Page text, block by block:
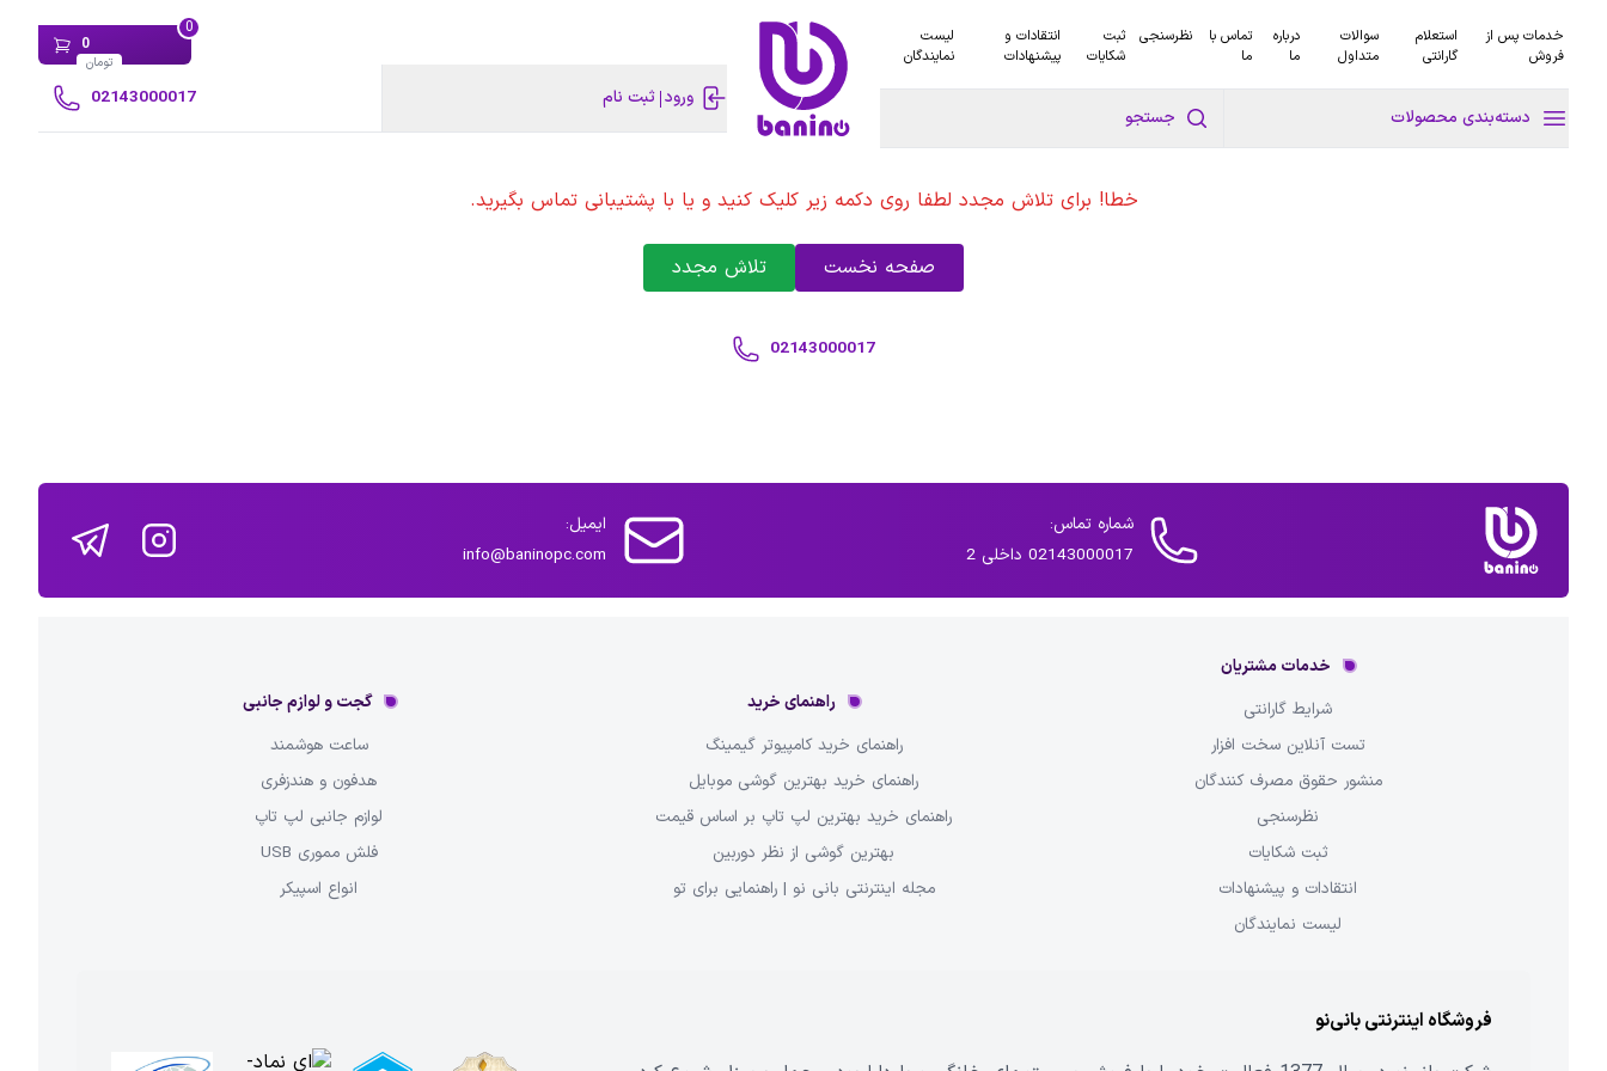
خدمات پس از
فروش
استعلام
گارانتی
سوالات
متداول
درباره
ما
تماس با
ما
نظرسنجی
ثبت
شکایات
انتقادات و
پیشنهادات
لیست
نمایندگان
دسته‌بندی محصولات جستجو
0
0
تومان
ورود ثبت نام 02143000017
خطا! برای تلاش مجدد لطفا روی دکمه زیر کلیک کنید و یا با پشتیبانی تماس بگیرید.
صفحه نخست تلاش مجدد
02143000017
شماره تماس:
02143000017 داخلی 2
ایمیل:
info@baninopc.com
خدمات مشتریان
شرایط گارانتی
تست آنلاین سخت افزار
منشور حقوق مصرف کنندگان
نظرسنجی
ثبت شکایات
انتقادات و پیشنهادات
لیست نمایندگان
راهنمای خرید
راهنمای خرید کامپیوتر گیمینگ
راهنمای خرید بهترین گوشی موبایل
راهنمای خرید بهترین لپ تاپ بر اساس قیمت
بهترین گوشی از نظر دوربین
مجله اینترنتی بانی نو | راهنمایی برای تو
گجت و لوازم جانبی
ساعت هوشمند
هدفون و هندزفری
لوازم جانبی لپ تاپ
فلش مموری USB
انواع اسپیکر
فروشگاه اینترنتی بانی‌نو